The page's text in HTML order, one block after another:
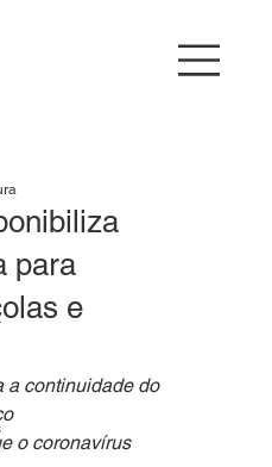
para
e
a continuidade do
o coronavírus